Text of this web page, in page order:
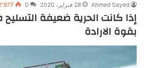
Ahmed Sayed 28 فبراير، 2020 0
إذا كانت الحرية ضعيفة التسليح
بقوة الارادة